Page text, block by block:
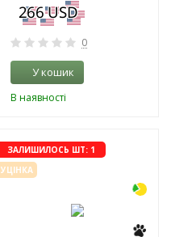
0
У кошик
В наявності
ЗАЛИШИЛОСЬ ШТ: 1
УЦІНКА